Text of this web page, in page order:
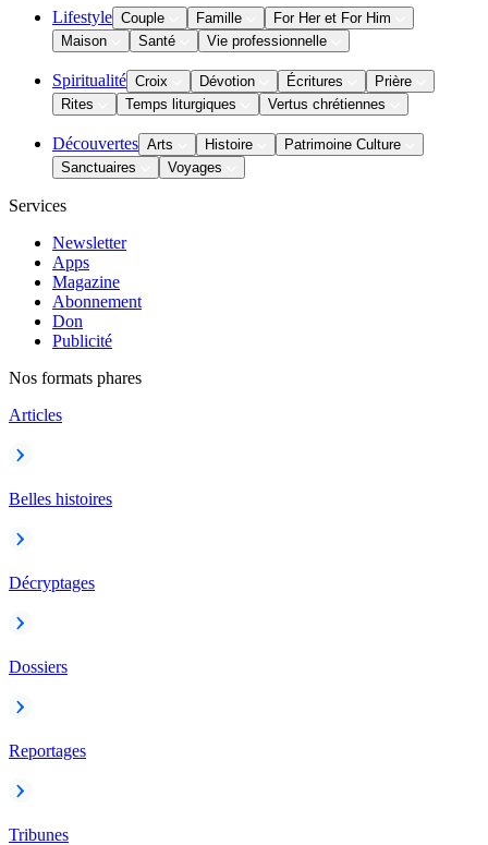
Lifestyle Couple Famille
For Her et For Him
Maison
Santé Vie professionnelle
Spiritualité Croix Dévotion Écritures
Prière
Rites
Temps liturgiques Vertus chrétiennes
Découvertes Arts Histoire
Patrimoine Culture
Sanctuaires
Voyages
Services
Newsletter
Apps
Magazine
Abonnement
Don
Publicité
Nos formats phares
Articles
Belles histoires
Décryptages
Dossiers
Reportages
Tribunes